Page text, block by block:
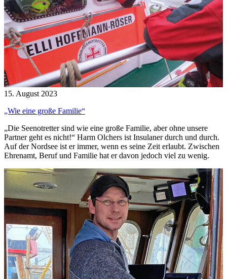
15. August 2023
„Wie eine große Familie“
„Die Seenotretter sind wie eine große Familie, aber ohne unsere
Partner geht es nicht!“ Harm Olchers ist Insulaner durch und durch.
Auf der Nordsee ist er immer, wenn es seine Zeit erlaubt. Zwischen
Ehrenamt, Beruf und Familie hat er davon jedoch viel zu wenig.